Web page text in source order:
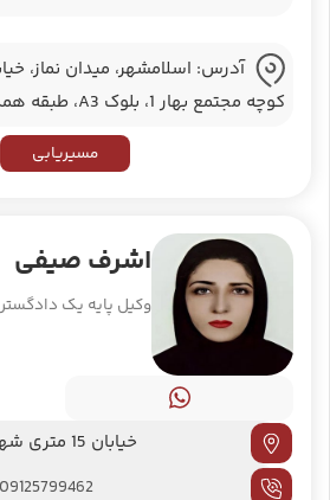
آدرس: اسلامشهر، میدان نماز،
کوچه مجتمع بهار 1، بلوک A3، طبقه همکف
مسیریابی
اشرف صیفی
وکیل پایه یک
خیابان 15 متری شهرداری
09125799462